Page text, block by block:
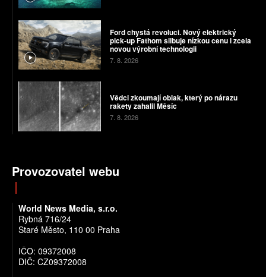
Ford chystá revoluci. Nový elektrický
pick-up Fathom slibuje nízkou cenu i zcela
novou výrobní technologii
7. 8. 2026
Vědci zkoumají oblak, který po nárazu
rakety zahalil Měsíc
7. 8. 2026
Provozovatel webu
World News Media, s.r.o.
Rybná 716/24
Staré Město, 110 00 Praha
IČO: 09372008
DIČ: CZ09372008